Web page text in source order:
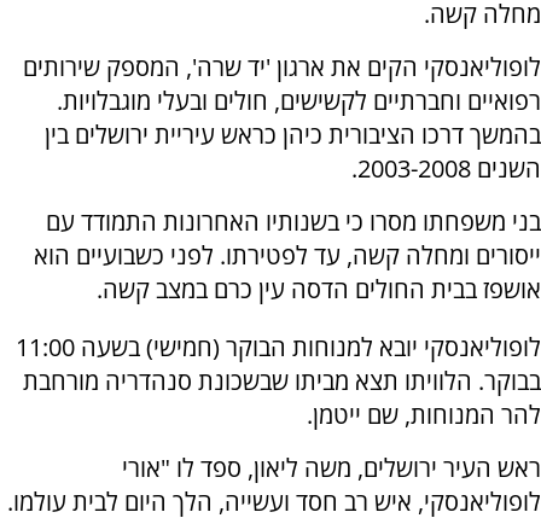
מחלה קשה.
לופוליאנסקי הקים את ארגון 'יד שרה', המספק שירותים
רפואיים וחברתיים לקשישים, חולים ובעלי מוגבלויות.
בהמשך דרכו הציבורית כיהן כראש עיריית ירושלים בין
השנים 2003-2008.
בני משפחתו מסרו כי בשנותיו האחרונות התמודד עם
ייסורים ומחלה קשה, עד לפטירתו. לפני כשבועיים הוא
אושפז בבית החולים הדסה עין כרם במצב קשה.
לופוליאנסקי יובא למנוחות הבוקר (חמישי) בשעה 11:00
בבוקר. הלוויתו תצא מביתו שבשכונת סנהדריה מורחבת
להר המנוחות, שם ייטמן.
ראש העיר ירושלים, משה ליאון, ספד לו "אורי
לופוליאנסקי, איש רב חסד ועשייה, הלך היום לבית עולמו.